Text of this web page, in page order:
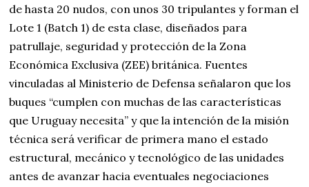
de hasta 20 nudos, con unos 30 tripulantes y forman el
Lote 1 (Batch 1) de esta clase, diseñados para
patrullaje, seguridad y protección de la Zona
Económica Exclusiva (ZEE) británica. Fuentes
vinculadas al Ministerio de Defensa señalaron que los
buques “cumplen con muchas de las características
que Uruguay necesita” y que la intención de la misión
técnica será verificar de primera mano el estado
estructural, mecánico y tecnológico de las unidades
antes de avanzar hacia eventuales negociaciones